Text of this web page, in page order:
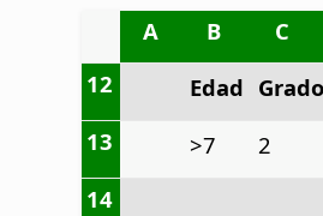
A
B C
12
Edad Grado
13
>7
2
14